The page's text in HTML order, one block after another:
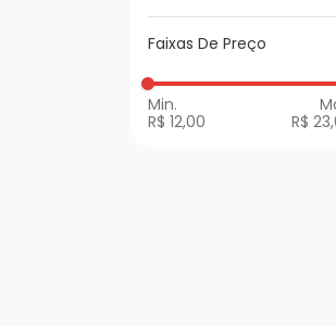
Brinquedos
Faixas De Preço
R$ 12,00 R$